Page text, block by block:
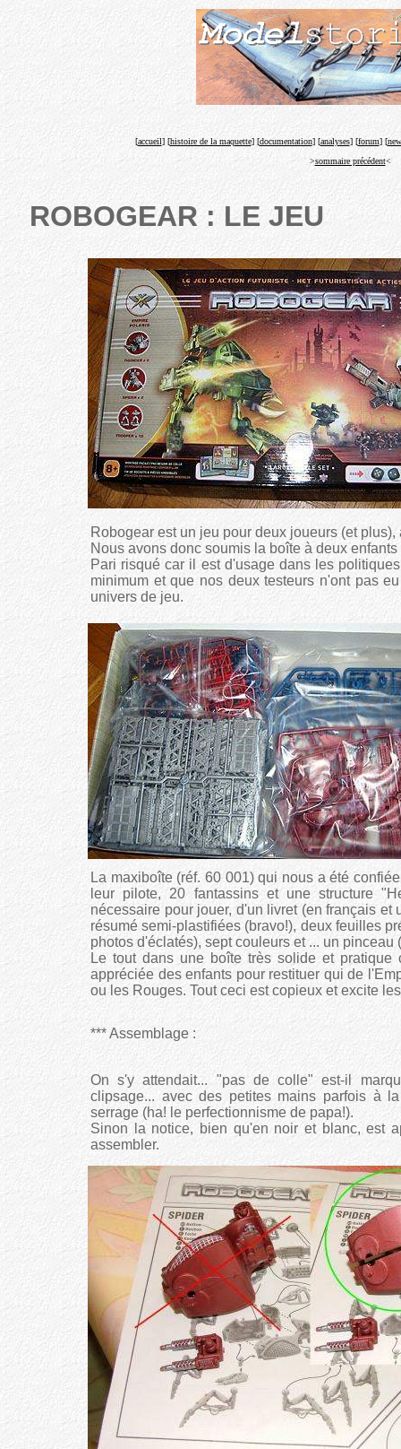
[accueil] [histoire de la maquette] [documentation] [analyses] [forum] [
>sommaire précédent<
ROBOGEAR : LE JEU
Robogear est un jeu pour deux joueurs (et plus),
Nous avons donc soumis la boîte à deux
Pari risqué car il est d'usage dans les
minimum et que nos deux testeurs n'ont pas
univers de jeu.
La maxiboîte (réf. 60 001) qui nous a été
leur pilote, 20 fantassins et une structure
nécessaire pour jouer, d'un livret (en français
résumé semi-plastifiées (bravo!), deux feuilles
photos d'éclatés), sept couleurs et ... un pinceau
Le tout dans une boîte très solide et pratique
appréciée des enfants pour restituer qui de
ou les Rouges. Tout ceci est copieux et excite
*** Assemblage :
On s'y attendait... "pas de colle" est-il
clipsage... avec des petites mains parfois à
serrage (ha! le perfectionnisme de papa!).
Sinon la notice, bien qu'en noir et blanc, est
assembler.